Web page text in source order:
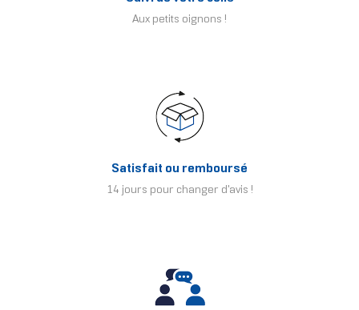
Aux petits oignons !
Satisfait ou remboursé
14 jours pour changer d'avis !